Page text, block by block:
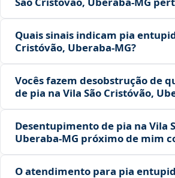
Quais sinais indicam pia
Cristóvão, Uberaba‑MG?
Vocês fazem desobstrução de
de pia na Vila São Cristóvão,
Desentupimento de pia na Vila
Uberaba‑MG próximo de mim
O atendimento para pia